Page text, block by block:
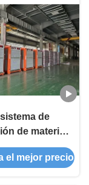
sistema de
de material
SC200/200
el mejor precio